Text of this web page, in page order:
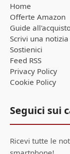
Home
Offerte Amazon
Guide
Scrivi una notizia
Sostienici
Feed RSS
Privacy Policy
Cookie Policy
Seguici sui
Ricevi tutte le